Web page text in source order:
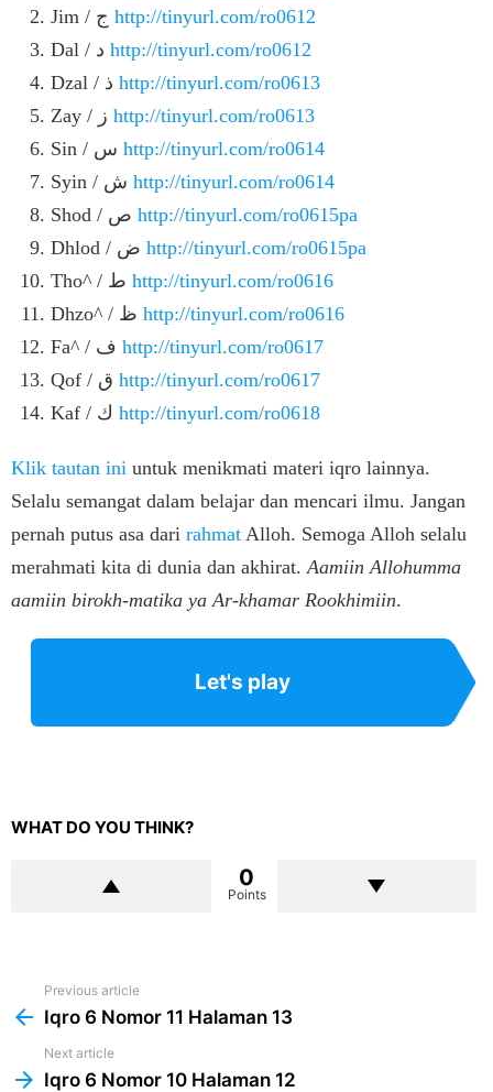
http://tinyurl.com/ro0612
http://tinyurl.com/ro0612
http://tinyurl.com/ro0613
http://tinyurl.com/ro0613
http://tinyurl.com/ro0614
http://tinyurl.com/ro0614
http://tinyurl.com/ro0615pa
http://tinyurl.com/ro0615pa
http://tinyurl.com/ro0616
http://tinyurl.com/ro0616
http://tinyurl.com/ro0617
http://tinyurl.com/ro0617
http://tinyurl.com/ro0618
Klik tautan ini untuk menikmati materi iqro lainnya.
Selalu semangat dalam belajar dan mencari ilmu. Jangan
pernah putus asa dari rahmat Alloh. Semoga Alloh selalu
merahmati kita di dunia dan akhirat. Aamiin Allohumma
aamiin birokh-matika ya Ar-khamar Rookhimiin.
Let's play
WHAT DO YOU THINK?
0
Points
more
Previous article
Iqro 6 Nomor 11 Halaman 13
Next article
Iqro 6 Nomor 10 Halaman 12